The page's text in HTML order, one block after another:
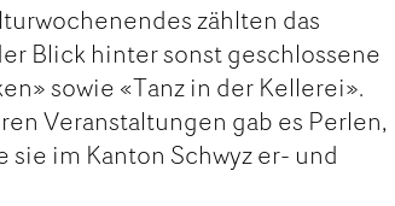
zählten das
Blick hinter sonst geschlossene
sowie «Tanz in der Kellerei».
Veranstaltungen gab es Perlen,
im Kanton Schwyz er- und